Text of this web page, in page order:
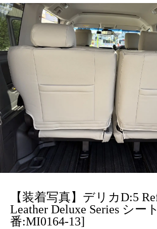
【装着写真】デリカD:5
Leather Deluxe Series シー
番:MI0164-13]